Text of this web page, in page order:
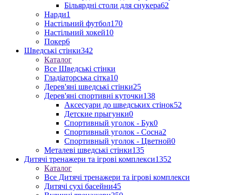
Більярдні столи для снукера62
Нарди1
Настільний футбол170
Настільний хокей10
Покер6
Шведські стінки342
Каталог
Все Шведські стінки
Гладіаторська сітка10
Дерев'яні шведські стінки25
Дерев'яні спортивні куточки138
Аксесуари до шведських стінок52
Детские прыгунки0
Спортивный уголок - Бук0
Спортивный уголок - Сосна2
Спортивный уголок - Цветной0
Металеві шведські стінки135
Дитячі тренажери та ігрові комплекси1352
Каталог
Все Дитячі тренажери та ігрові комплекси
Дитячі сухі басейни45